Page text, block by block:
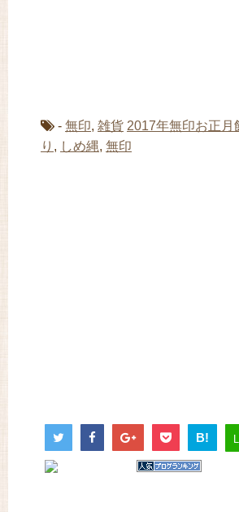
- 無印, 雑貨 2017年無印お正月
り , しめ縄, 無印
B!